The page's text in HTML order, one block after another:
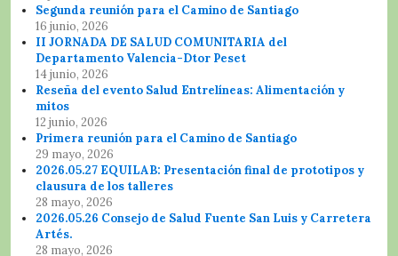
Segunda reunión para el Camino de Santiago
16 junio, 2026
II JORNADA DE SALUD COMUNITARIA del
Departamento Valencia-Dtor Peset
14 junio, 2026
Reseña del evento Salud Entrelíneas: Alimentación y
mitos
12 junio, 2026
Primera reunión para el Camino de Santiago
29 mayo, 2026
2026.05.27 EQUILAB: Presentación final de prototipos y
clausura de los talleres
28 mayo, 2026
2026.05.26 Consejo de Salud Fuente San Luis y Carretera
Artés.
28 mayo, 2026